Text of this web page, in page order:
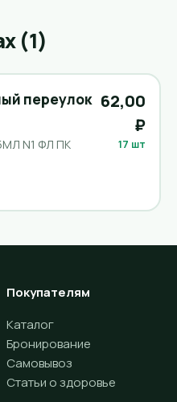
(1)
переулок
N1 ФЛ ПК
62,00
₽
17 шт
Покупателям
Каталог
Бронирование
Самовывоз
Статьи о здоровье